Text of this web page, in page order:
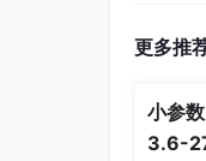
更多推
小参
3.6-